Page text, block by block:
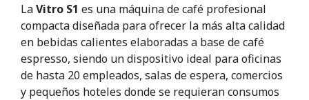
LaVitro S1 es una máquina de café profesional
compacta diseñada para ofrecer la más alta calidad
en bebidas calientes elaboradas a base de café
espresso, siendo un dispositivo ideal para oficinas
de hasta 20 empleados, salas de espera, comercios
y pequeños hoteles donde se requieran consumos